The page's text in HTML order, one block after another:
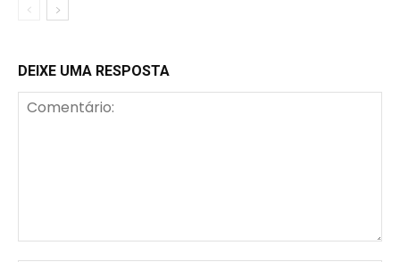
DEIXE UMA RESPOSTA